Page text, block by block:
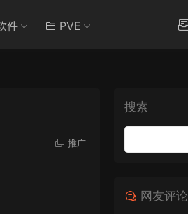
件 PVE
推广
搜索
网友评论